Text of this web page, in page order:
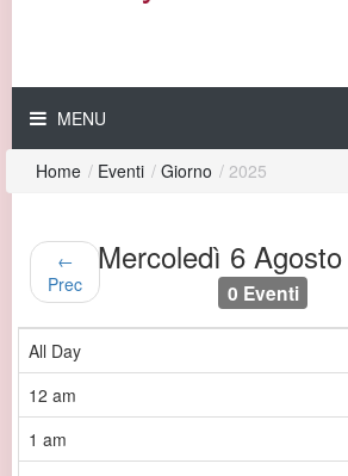
MENU
Home / Eventi / Giorno / 2025
←
Prec
Mercoledì 6
0 Eventi
All Day
12 am
1 am